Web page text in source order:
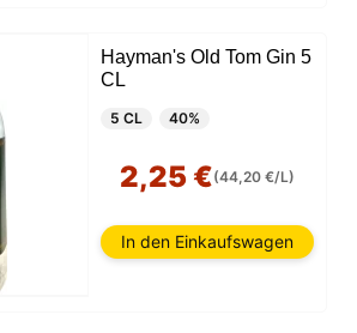
Hayman's Old Tom Gin 5
CL
5 CL 40%
2,25 €(44,20 €/L)
In den Einkaufswagen
zu speichern, unsere
und schließlich zu
Sie können die gesamte nicht
ablehnen, indem Sie nur
Cookies akzeptieren. Sie können
und die Cookies auswählen,
verwenden dürfen.